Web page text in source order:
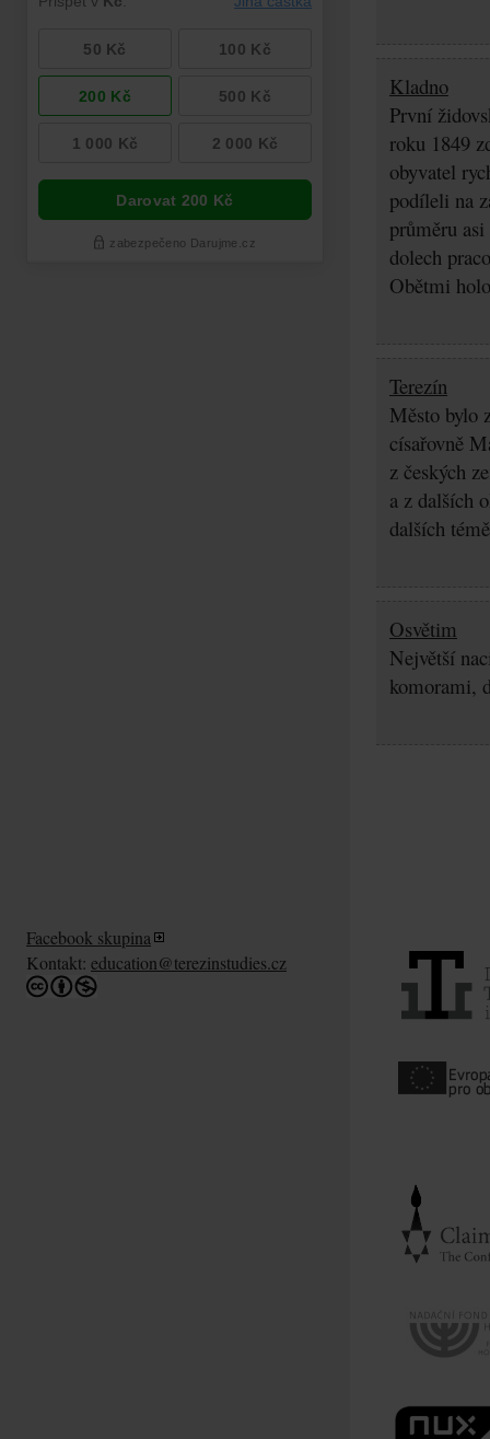
Kladno
První
roku 1849
obyvatel
podíleli na
průměru
dolech
Obětmi
Terezín
Město bylo
císařovně
z českých
a z dalších
dalších
Osvětim
Největší
komorami,
Facebook skupina
Kontakt: education@terezinstudies.cz